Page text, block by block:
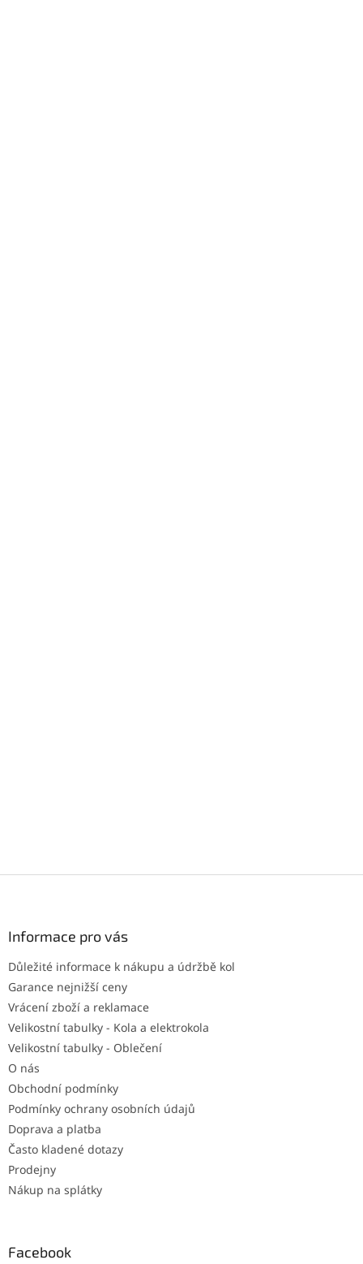
Informace pro vás
Důležité informace k nákupu a údržbě kol
Garance nejnižší ceny
Vrácení zboží a reklamace
Velikostní tabulky - Kola a elektrokola
Velikostní tabulky - Oblečení
O nás
Obchodní podmínky
Podmínky ochrany osobních údajů
Doprava a platba
Často kladené dotazy
Prodejny
Nákup na splátky
Facebook